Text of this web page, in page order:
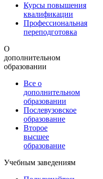
Курсы повышения
квалификации
Профессиональная
переподготовка
О
дополнительном
образовании
Все о
дополнительном
образовании
Послевузовское
образование
Второе
высшее
образование
Учебным заведениям